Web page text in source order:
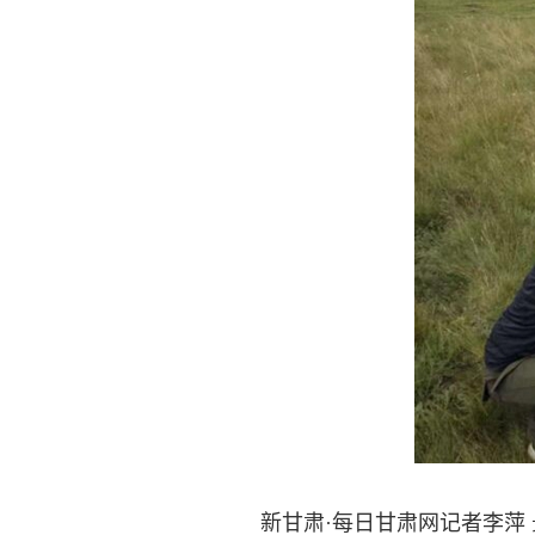
新甘肃·每日甘肃网记者李萍